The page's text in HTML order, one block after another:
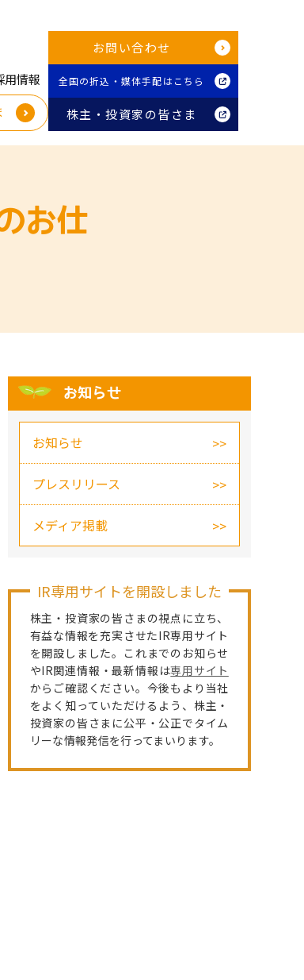
用情報
お問い合わせ
全国の折込・媒体手配はこちら
株主・投資家の皆さま
お仕
お知らせ
お知らせ
プレスリリース
メディア掲載
IR専用サイトを開設しました
株主・投資家の皆さまの視点に立ち、
有益な情報を充実させたIR専用サイト
を開設しました。これまでのお知らせ
やIR関連情報・最新情報は専用サイト
からご確認ください。今後もより当社
をよく知っていただけるよう、株主・
投資家の皆さまに公平・公正でタイム
リーな情報発信を行ってまいります。